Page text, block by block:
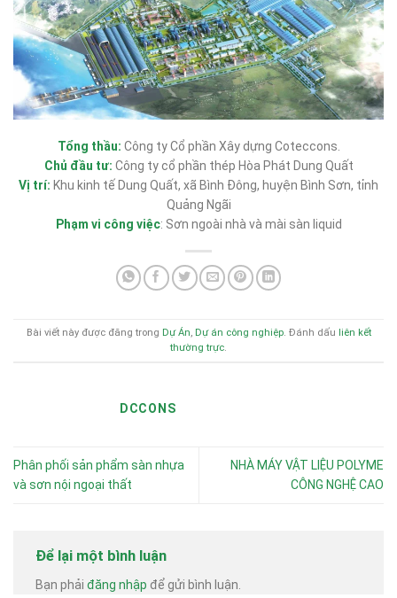
Tổng thầu: Công ty Cổ phần Xây dựng Coteccons.
Chủ đầu tư: Công ty cổ phần thép Hòa Phát Dung Quất
Vị trí: Khu kinh tế Dung Quất, xã Bình Đông, huyện Bình Sơn, tỉnh
Quảng Ngãi
Phạm vi công việc: Sơn ngoài nhà và mài sàn liquid
Bài viết này được đăng trong Dự Án, Dự án công nghiệp. Đánh dấu liên kết
thường trực.
DCCONS
Phân phối sản phẩm sàn nhựa
và sơn nội ngoại thất
NHÀ MÁY VẬT LIỆU POLYME
CÔNG NGHỆ CAO
Để lại một bình luận
Bạn phải đăng nhập để gửi bình luận.